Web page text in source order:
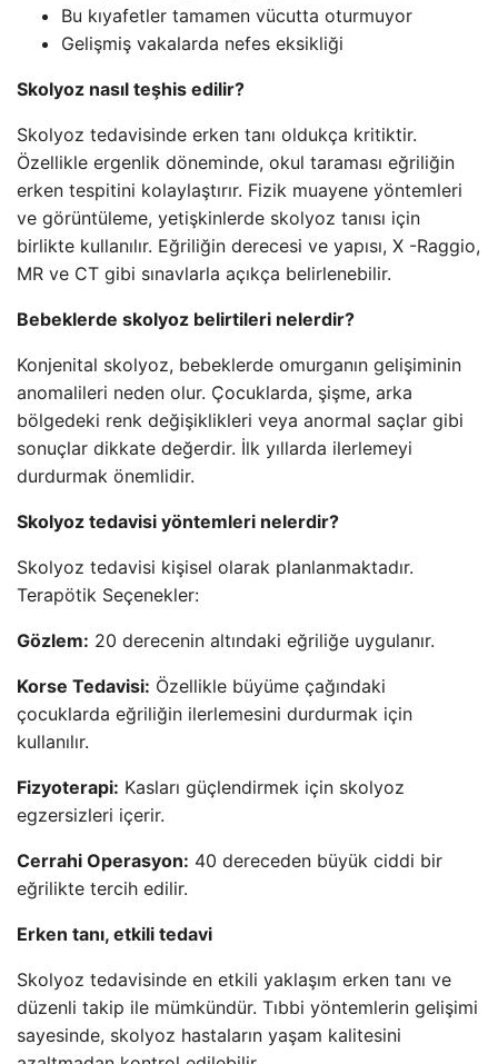
Bu kıyafetler tamamen vücutta oturmuyor
Gelişmiş vakalarda nefes eksikliği
Skolyoz nasıl teşhis edilir?
Skolyoz tedavisinde erken tanı oldukça kritiktir.
Özellikle ergenlik döneminde, okul taraması eğriliğin
erken tespitini kolaylaştırır. Fizik muayene yöntemleri
ve görüntüleme, yetişkinlerde skolyoz tanısı için
birlikte kullanılır. Eğriliğin derecesi ve yapısı, X -Raggio,
MR ve CT gibi sınavlarla açıkça belirlenebilir.
Bebeklerde skolyoz belirtileri nelerdir?
Konjenital skolyoz, bebeklerde omurganın gelişiminin
anomalileri neden olur. Çocuklarda, şişme, arka
bölgedeki renk değişiklikleri veya anormal saçlar gibi
sonuçlar dikkate değerdir. İlk yıllarda ilerlemeyi
durdurmak önemlidir.
Skolyoz tedavisi yöntemleri nelerdir?
Skolyoz tedavisi kişisel olarak planlanmaktadır.
Terapötik Seçenekler:
Gözlem: 20 derecenin altındaki eğriliğe uygulanır.
Korse Tedavisi: Özellikle büyüme çağındaki
çocuklarda eğriliğin ilerlemesini durdurmak için
kullanılır.
Fizyoterapi: Kasları güçlendirmek için skolyoz
egzersizleri içerir.
Cerrahi Operasyon: 40 dereceden büyük ciddi bir
eğrilikte tercih edilir.
Erken tanı, etkili tedavi
Skolyoz tedavisinde en etkili yaklaşım erken tanı ve
düzenli takip ile mümkündür. Tıbbi yöntemlerin gelişimi
sayesinde, skolyoz hastaların yaşam kalitesini